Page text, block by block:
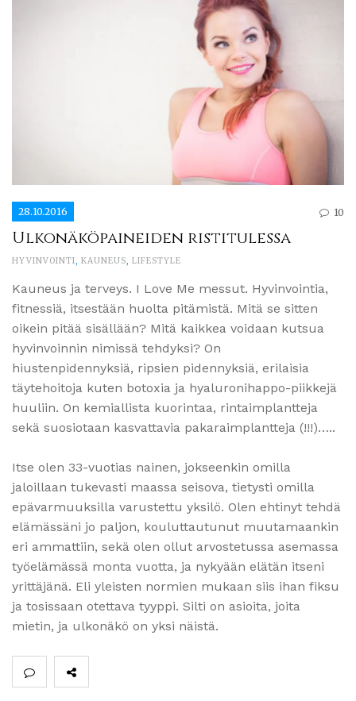
28.10.2016 10
Ulkonäköpaineiden ristitulessa
HYVINVOINTI, KAUNEUS, LIFESTYLE
Kauneus ja terveys. I Love Me messut. Hyvinvointia,
fitnessiä, itsestään huolta pitämistä. Mitä se sitten
oikein pitää sisällään? Mitä kaikkea voidaan kutsua
hyvinvoinnin nimissä tehdyksi? On
hiustenpidennyksiä, ripsien pidennyksiä, erilaisia
täytehoitoja kuten botoxia ja hyaluronihappo-piikkejä
huuliin. On kemiallista kuorintaa, rintaimplantteja
sekä suosiotaan kasvattavia pakaraimplantteja (!!!)…..
Itse olen 33-vuotias nainen, jokseenkin omilla
jaloillaan tukevasti maassa seisova, tietysti omilla
epävarmuuksilla varustettu yksilö. Olen ehtinyt tehdä
elämässäni jo paljon, kouluttautunut muutamaankin
eri ammattiin, sekä olen ollut arvostetussa asemassa
työelämässä monta vuotta, ja nykyään elätän itseni
yrittäjänä. Eli yleisten normien mukaan siis ihan fiksu
ja tosissaan otettava tyyppi. Silti on asioita, joita
mietin, ja ulkonäkö on yksi näistä.